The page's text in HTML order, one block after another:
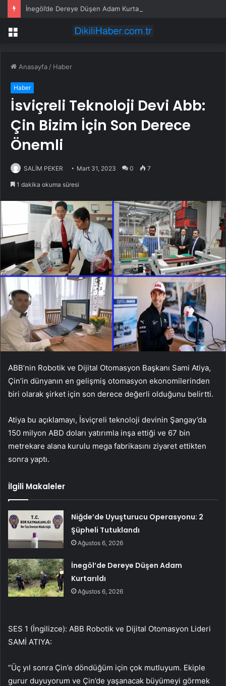
İnegöl’de Dereye Düşen Adam Kurtarıldı
Menü
Anasayfa / Haber
Haber
İsviçreli Teknoloji Devi Abb:
Çin Bizim İçin Son Derece
Önemli
SALİM PEKER Mart 31, 2023 0 7
1 dakika okuma süresi
ABB’nin Robotik ve Dijital Otomasyon Başkanı Sami Atiya,
Çin’in dünyanın en gelişmiş otomasyon ekonomilerinden
biri olarak şirket için son derece değerli olduğunu belirtti.
Atiya bu açıklamayı, İsviçreli teknoloji devinin Şangay’da
150 milyon ABD doları yatırımla inşa ettiği ve 67 bin
metrekare alana kurulu mega fabrikasını ziyaret ettikten
sonra yaptı.
İlgili Makaleler
Niğde’de Uyuşturucu Operasyonu: 2
Şüpheli Tutuklandı
Ağustos 6, 2026
İnegöl’de Dereye Düşen Adam
Kurtarıldı
Ağustos 6, 2026
SES 1 (İngilizce): ABB Robotik ve Dijital Otomasyon Lideri
SAMİ ATIYA:
“Üç yıl sonra Çin’e döndüğüm için çok mutluyum. Ekiple
gurur duyuyorum ve Çin’de yaşanacak büyümeyi görmek